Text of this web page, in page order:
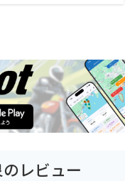
レビュー